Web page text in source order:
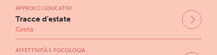
APPROCCI EDUCATIVI
Tracce d'estate
Greta
AFFETTIVITÀ E PSICOLOGIA